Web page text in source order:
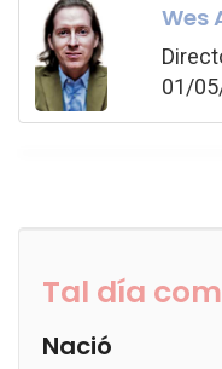
Wes
01/
Tal día
Nació